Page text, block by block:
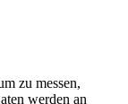
zu messen,
werden an